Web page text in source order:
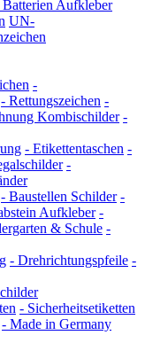
Aufkleber
UN-
-
- Rettungszeichen -
Kombischilder -
- Etikettentaschen -
-
- Baustellen Schilder -
Aufkleber -
& Schule -
- Drehrichtungspfeile -
- Sicherheitsetiketten
- Made in Germany